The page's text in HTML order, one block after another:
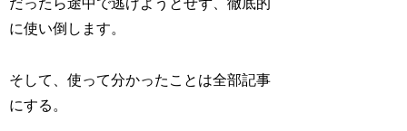
だったら途中で逃げようとせず、徹底的
に使い倒します。
そして、使って分かったことは全部記事
にする。